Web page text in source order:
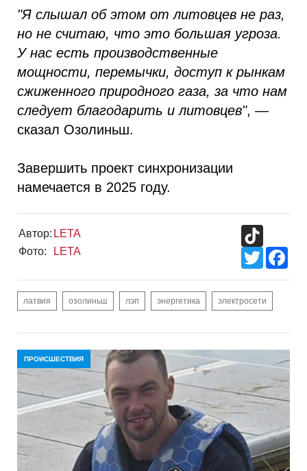
"Я слышал об этом от литовцев не раз,
но не считаю, что это большая угроза.
У нас есть производственные
мощности, перемычки, доступ к рынкам
сжиженного природного газа, за что нам
следует благодарить и литовцев", —
сказал Озолиньш.
Завершить проект синхронизации
намечается в 2025 году.
Автор: LETA
Фото:
LETA
Twitter
латвия озолиньш лэп энергетика электросети
ПРОИСШЕСТВИЯ